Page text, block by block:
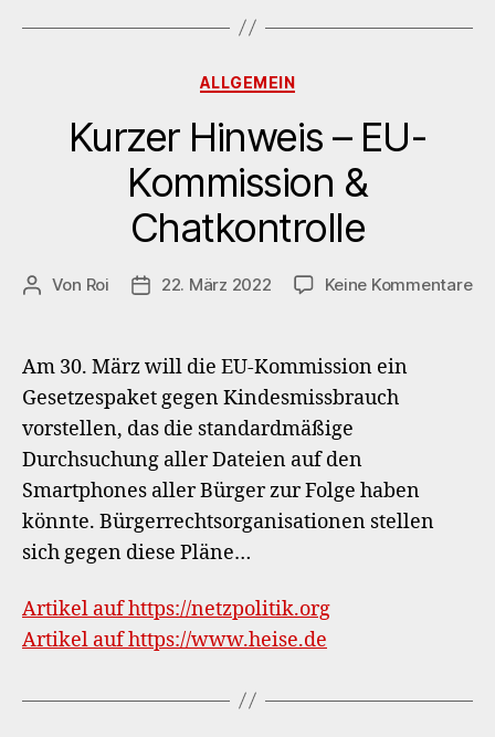
Kategorien
ALLGEMEIN
Kurzer Hinweis – EU-
Kommission &
Chatkontrolle
Beitragsautor
Von Roi Veröffentlichungsdatum
22. März 2022 Keine Kommentarezu
Am 30. März will die EU-Kommission ein
Gesetzespaket gegen Kindesmissbrauch
vorstellen, das die standardmäßige
Durchsuchung aller Dateien auf den
Smartphones aller Bürger zur Folge haben
könnte. Bürgerrechtsorganisationen stellen
sich gegen diese Pläne…
Artikel auf https://netzpolitik.org
Artikel auf https://www.heise.de